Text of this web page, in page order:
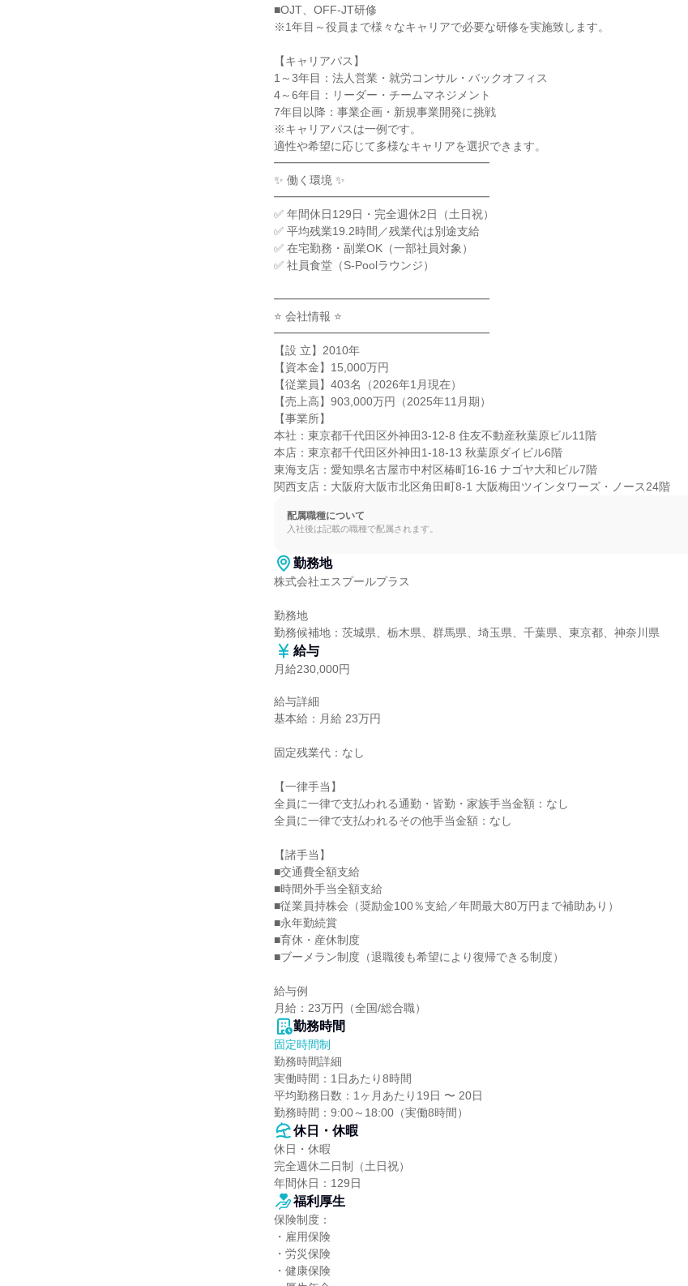
■OJT、OFF-JT研修
※1年目～役員まで様々なキャリアで必要な研修を実施致します。
【キャリアパス】
1～3年目：法人営業・就労コンサル・バックオフィス
4～6年目：リーダー・チームマネジメント
7年目以降：事業企画・新規事業開発に挑戦
※キャリアパスは一例です。
適性や希望に応じて多様なキャリアを選択できます。
━━━━━━━━━━━━━━━━━━━
✨ 働く環境 ✨
━━━━━━━━━━━━━━━━━━━
✅ 年間休日129日・完全週休2日（土日祝）
✅ 平均残業19.2時間／残業代は別途支給
✅ 在宅勤務・副業OK（一部社員対象）
✅ 社員食堂（S-Poolラウンジ）
━━━━━━━━━━━━━━━━━━━
⭐ 会社情報 ⭐
━━━━━━━━━━━━━━━━━━━
【設 立】2010年
【資本金】15,000万円
【従業員】403名（2026年1月現在）
【売上高】903,000万円（2025年11月期）
【事業所】
本社：東京都千代田区外神田3-12-8 住友不動産秋葉原ビル11階
本店：東京都千代田区外神田1-18-13 秋葉原ダイビル6階
東海支店：愛知県名古屋市中村区椿町16-16 ナゴヤ大和ビル7階
関西支店：大阪府大阪市北区角田町8-1 大阪梅田ツインタワーズ・ノース24階
配属職種について
入社後は記載の職種で配属されます。
勤務地
株式会社エスプールプラス
勤務地
勤務候補地：茨城県、栃木県、群馬県、埼玉県、千葉県、東京都、神奈川県
給与
月給230,000円
給与詳細
基本給：月給 23万円
固定残業代：なし
【一律手当】
全員に一律で支払われる通勤・皆勤・家族手当金額：なし
全員に一律で支払われるその他手当金額：なし
【諸手当】
■交通費全額支給
■時間外手当全額支給
■従業員持株会（奨励金100％支給／年間最大80万円まで補助あり）
■永年勤続賞
■育休・産休制度
■ブーメラン制度（退職後も希望により復帰できる制度）
給与例
月給：23万円（全国/総合職）
勤務時間
固定時間制
勤務時間詳細
実働時間：1日あたり8時間
平均勤務日数：1ヶ月あたり19日 〜 20日
勤務時間：9:00～18:00（実働8時間）
休日・休暇
休日・休暇
完全週休二日制（土日祝）
年間休日：129日
福利厚生
保険制度：
・雇用保険
・労災保険
・健康保険